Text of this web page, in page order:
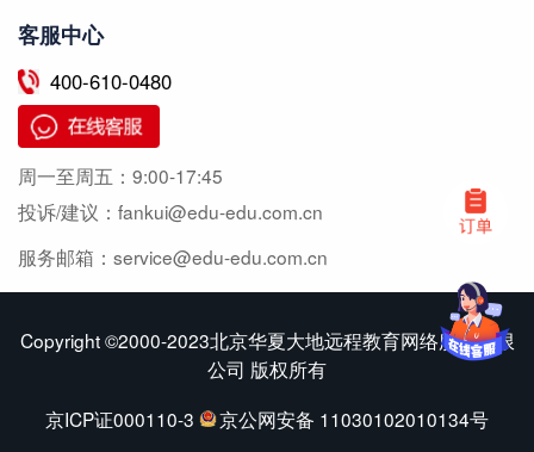
客服中心
400-610-0480
周一至周五： 9:00-17:45
投诉/建议： fankui@edu-edu.com.cn
服务邮箱： service@edu-edu.com.cn
Copyright ©2000-2023北京华夏大地远程教育网络服务有限
公司 版权所有
京ICP证000110-3
京公网安备 11030102010134号